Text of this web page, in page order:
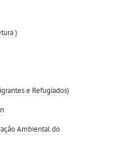
)
e Refugiados)
Ambiental do